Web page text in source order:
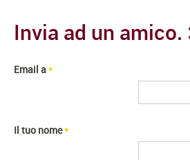
Invia ad un amico.
Email a*
Il tuo nome*